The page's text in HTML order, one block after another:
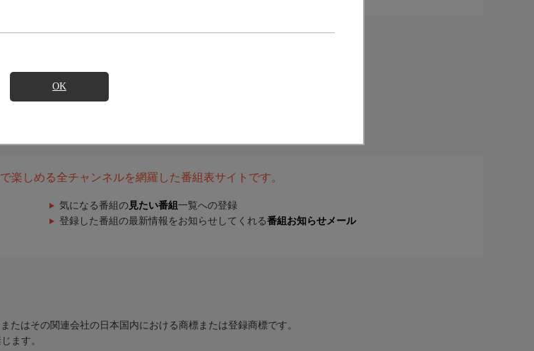
OK
楽しめる全チャンネルを網羅した番組表サイトです。
気になる番組の 見たい番組 一覧への登録
登録した番組の最新情報をお知らせしてくれる番組お知らせメール
たはその関連会社の日本国内における商標または登録商標です。
ます。